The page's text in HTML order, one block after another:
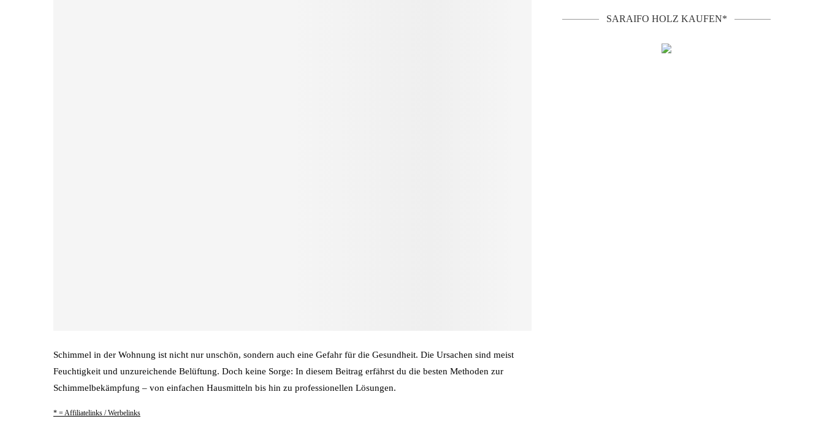
Schimmel in der Wohnung ist nicht nur unschön, sondern auch eine Gefahr für die Gesundheit. Die Ursachen sind meist
Feuchtigkeit und unzureichende Belüftung. Doch keine Sorge: In diesem Beitrag erfährst du die besten Methoden zur
Schimmelbekämpfung – von einfachen Hausmitteln bis hin zu professionellen Lösungen.
* = Affiliatelinks / Werbelinks
SARAIFO HOLZ KAUFEN*